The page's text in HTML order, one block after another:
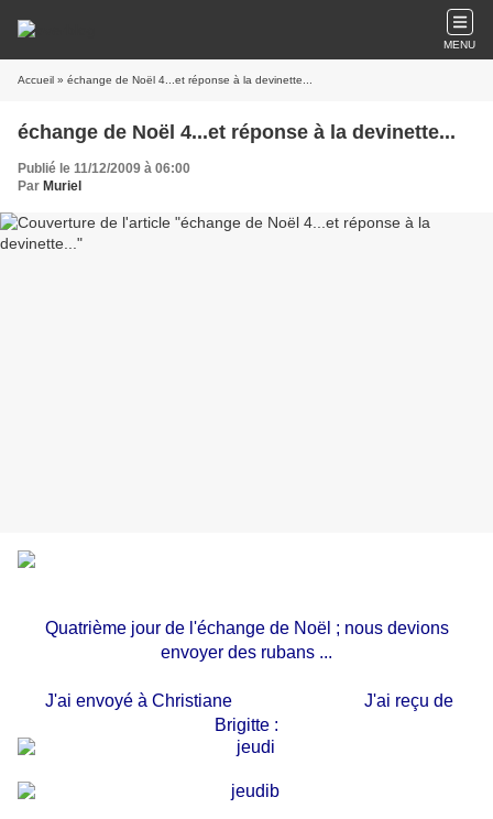
MENU
Accueil » échange de Noël 4...et réponse à la devinette...
échange de Noël 4...et réponse à la devinette...
Publié le 11/12/2009 à 06:00
Par Muriel
Quatrième jour de l'échange de Noël ; nous devions
envoyer des rubans ...
J'ai envoyé à ChristianeJ'ai reçu de
Brigitte :